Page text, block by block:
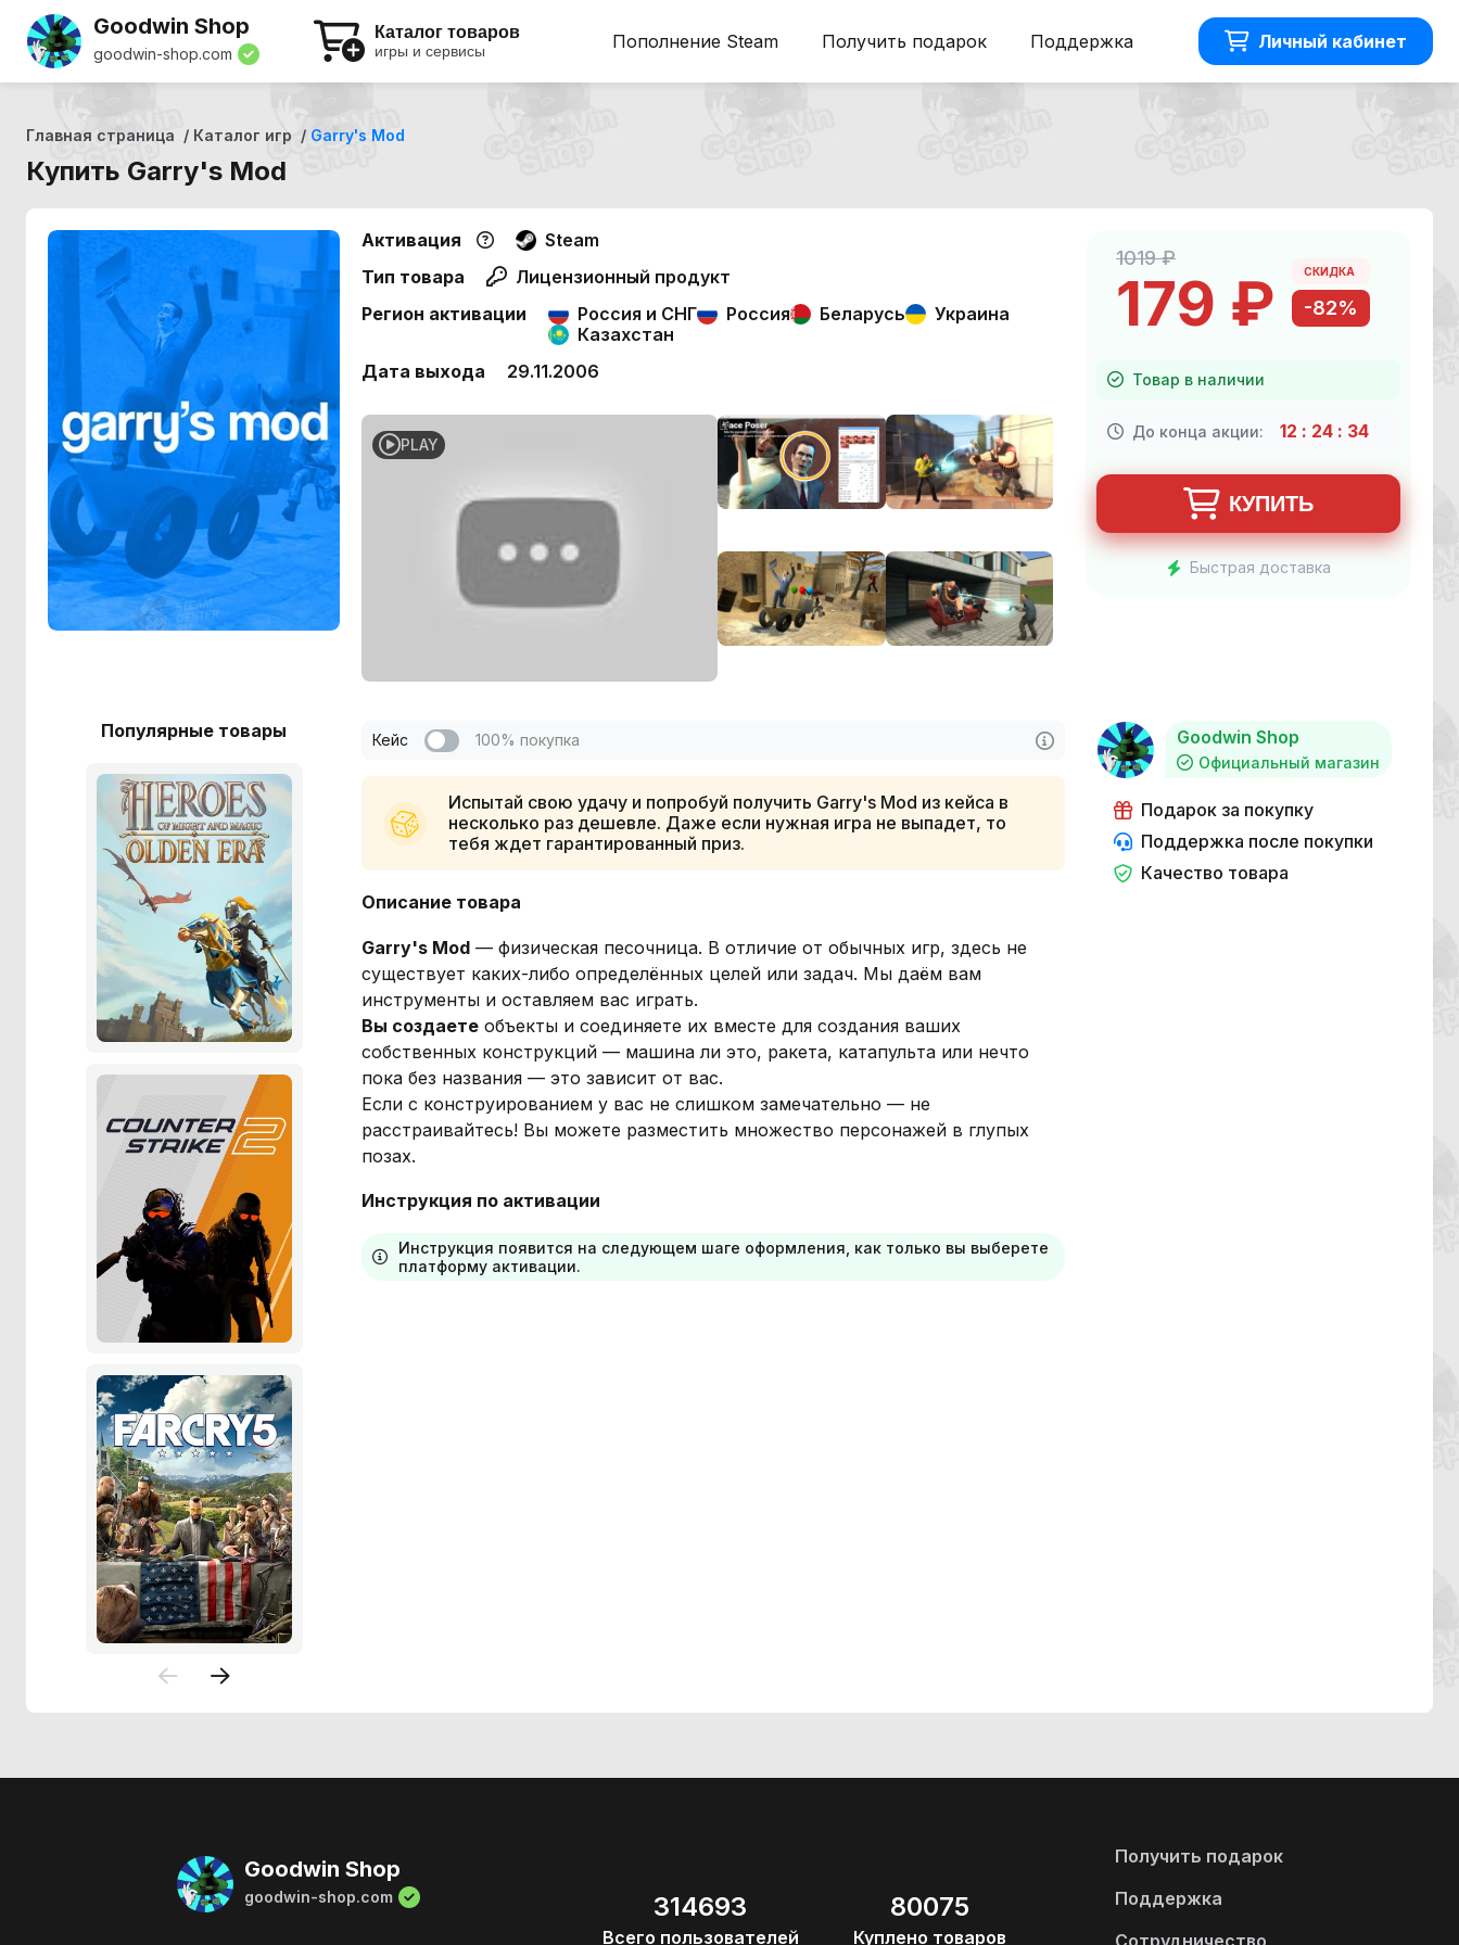
Goodwin Shop
goodwin-shop.com
Каталог товаров
игры и сервисы Пополнение Steam Получить подарок Поддержка Личный кабинет
Главная страница Каталог игр Garry's Mod
Купить Garry's Mod
Активация
Steam
Тип товара
Лицензионный продукт
Регион активации
Россия и СНГ Россия Беларусь
Украина
Казахстан
Дата выхода
29.11.2006
PLAY
1019 ₽
179 ₽ СКИДКА
-82%
Товар в наличии
До конца акции: 12 : 24 : 33
КУПИТЬ
Быстрая доставка
Популярные товары Кейс 100% покупка
Испытай свою удачу и попробуй получить Garry's Mod из кейса в
несколько раз дешевле. Даже если нужная игра не выпадет, то
тебя ждет гарантированный приз.
Описание товара
Garry's Mod — физическая песочница. В отличие от обычных игр, здесь не
существует каких-либо определённых целей или задач. Мы даём вам
инструменты и оставляем вас играть.
Вы создаете объекты и соединяете их вместе для создания ваших
собственных конструкций — машина ли это, ракета, катапульта или нечто
пока без названия — это зависит от вас.
Если с конструированием у вас не слишком замечательно — не
расстраивайтесь! Вы можете разместить множество персонажей в глупых
позах.
Инструкция по активации
Инструкция появится на следующем шаге оформления, как только вы выберете
платформу активации.
Goodwin Shop
Официальный магазин
Подарок за покупку
Поддержка после покупки
Качество товара
Goodwin Shop
goodwin-shop.com 314693
Всего пользователей
80075
Куплено товаров
Получить подарок
Поддержка
Сотрудничество